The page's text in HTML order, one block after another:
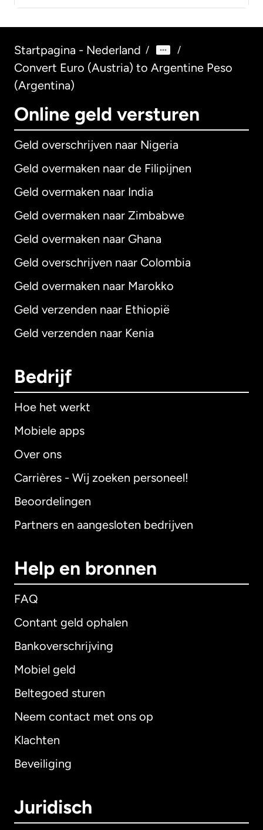
Startpagina - Nederland / /
Convert Euro (Austria) to Argentine Peso
(Argentina)
Online geld versturen
Geld overschrijven naar Nigeria
Geld overmaken naar de Filipijnen
Geld overmaken naar India
Geld overmaken naar Zimbabwe
Geld overmaken naar Ghana
Geld overschrijven naar Colombia
Geld overmaken naar Marokko
Geld verzenden naar Ethiopië
Geld verzenden naar Kenia
Bedrijf
Hoe het werkt
Mobiele apps
Over ons
Carrières - Wij zoeken personeel!
Beoordelingen
Partners en aangesloten bedrijven
Help en bronnen
FAQ
Contant geld ophalen
Bankoverschrijving
Mobiel geld
Beltegoed sturen
Neem contact met ons op
Klachten
Beveiliging
Juridisch